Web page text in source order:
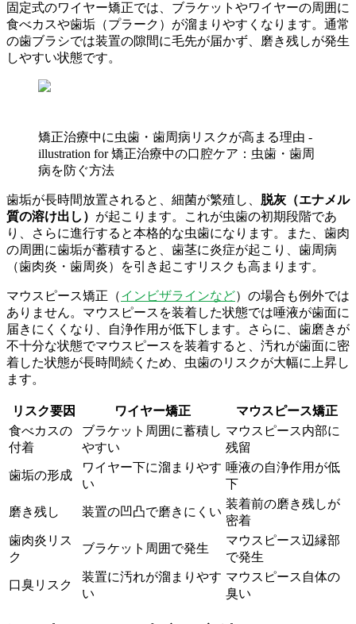
固定式のワイヤー矯正では、ブラケットやワイヤーの周囲に
食べカスや歯垢（プラーク）が溜まりやすくなります。通常
の歯ブラシでは装置の隙間に毛先が届かず、磨き残しが発生
しやすい状態です。
矯正治療中に虫歯・歯周病リスクが高まる理由 -
illustration for 矯正治療中の口腔ケア：虫歯・歯周
病を防ぐ方法
歯垢が長時間放置されると、細菌が繁殖し、 脱灰（エナメル
質の溶け出し） が起こります。これが虫歯の初期段階であ
り、さらに進行すると本格的な虫歯になります。また、歯肉
の周囲に歯垢が蓄積すると、歯茎に炎症が起こり、歯周病
（歯肉炎・歯周炎）を引き起こすリスクも高まります。
マウスピース矯正（インビザラインなど）の場合も例外では
ありません。マウスピースを装着した状態では唾液が歯面に
届きにくくなり、自浄作用が低下します。さらに、歯磨きが
不十分な状態でマウスピースを装着すると、汚れが歯面に密
着した状態が長時間続くため、虫歯のリスクが大幅に上昇し
ます。
リスク要因 ワイヤー矯正
マウスピース矯正
食べカスの
付着
ブラケット周囲に蓄積し
やすい
マウスピース内部に
残留
歯垢の形成
ワイヤー下に溜まりやす
い
唾液の自浄作用が低
下
磨き残し 装置の凹凸で磨きにくい
装着前の磨き残しが
密着
歯肉炎リス
ク
ブラケット周囲で発生
マウスピース辺縁部
で発生
口臭リスク
装置に汚れが溜まりやす
い
マウスピース自体の
臭い